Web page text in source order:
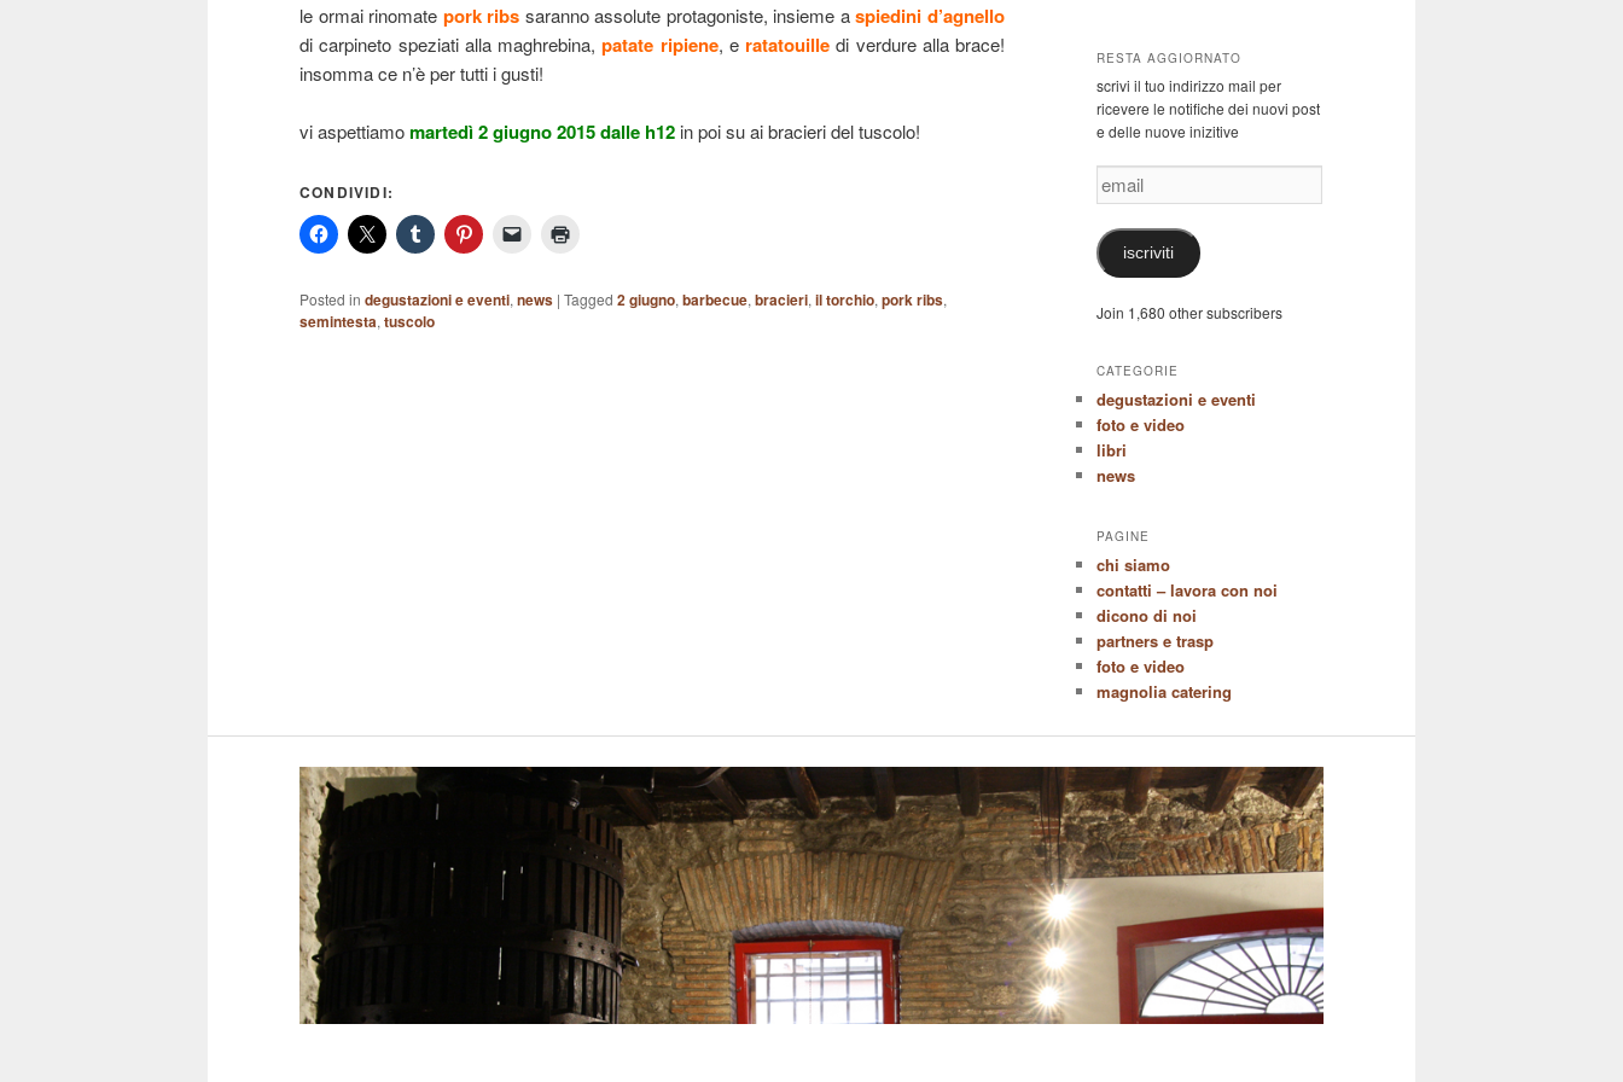
le ormai rinomate pork ribs saranno assolute protagoniste, insieme aspiedini d’agnello
di carpineto speziati alla maghrebina,patate ripiene, e ratatouille di verdure alla brace!
insomma ce n’è per tutti i gusti!
vi aspettiamomartedì 2 giugno 2015 dalle h12 in poi su ai bracieri del tuscolo!
CONDIVIDI:
Posted in degustazioni e eventi, news | Tagged 2 giugno, barbecue, bracieri, il torchio, pork ribs,
semintesta, tuscolo
RESTA AGGIORNATO
scrivi il tuo indirizzo mail per
ricevere le notifiche dei nuovi post
e delle nuove inizitive
iscriviti
Join 1,680 other subscribers
CATEGORIE
degustazioni e eventi
foto e video
libri
news
PAGINE
chi siamo
contatti – lavora con noi
dicono di noi
partners e trasp
foto e video
magnolia catering